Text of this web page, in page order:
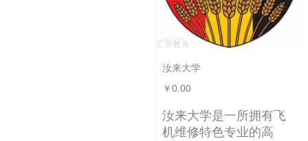
汝来大学
￥0.00
汝来大学是一所拥有飞
机维修特色专业的高